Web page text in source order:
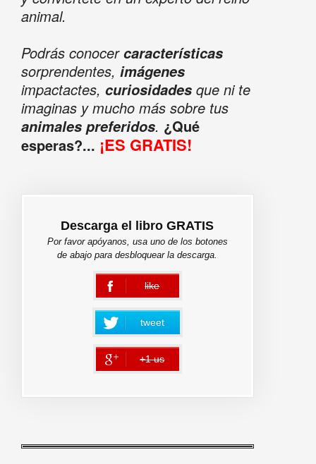
animal.
Podrás conocercaracterísticas
sorprendentes, imágenes
impactactes, curiosidadesque ni te
imaginas y mucho más sobre tus
animales preferidos. ¿Qué
esperas?... ¡ES GRATIS!
Descarga el libro GRATIS
Por favor apóyanos, usa uno de los botones
de abajo para desbloquear la descarga.
like
error
tweet
+1 us
error